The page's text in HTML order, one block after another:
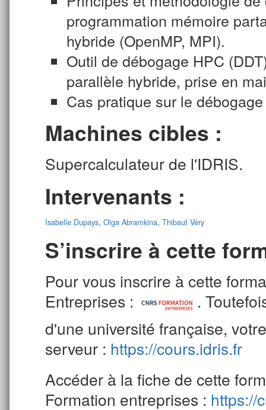
programmation mémoire
hybride (OpenMP, MPI).
Outil de débogage HPC
parallèle hybride, prise en
Cas pratique sur le
Machines cibles :
Supercalculateur de l'IDRIS.
Intervenants :
Isabelle Dupays, Olga Abramkina, Thibaut Véry
S’inscrire à cette
Pour vous inscrire à cette
Entreprises :
.
d'une université française,
serveur : https://cours.idris.fr
Accéder à la fiche de cette
Formation entreprises : https://